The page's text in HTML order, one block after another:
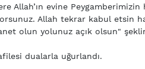
Allah’ın evine Peygamberimizin
Allah tekrar kabul etsin
olun yolunuz açık olsun"
dualarla uğurlandı.